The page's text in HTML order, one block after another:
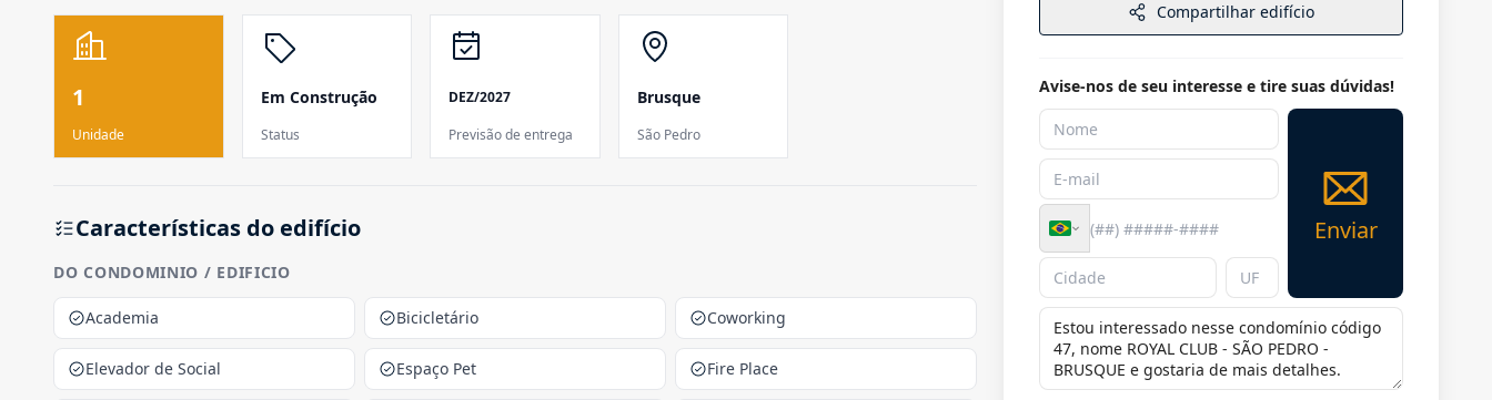
1
Unidade
Em Construção
Status
DEZ/2027
Previsão de entrega
Brusque
São Pedro
Características do edifício
DO CONDOMINIO / EDIFICIO
Academia Bicicletário Coworking
Elevador de Social Espaço Pet Fire Place
Compartilhar edifício
Avise-nos de seu interesse e tire suas dúvidas!
Enviar